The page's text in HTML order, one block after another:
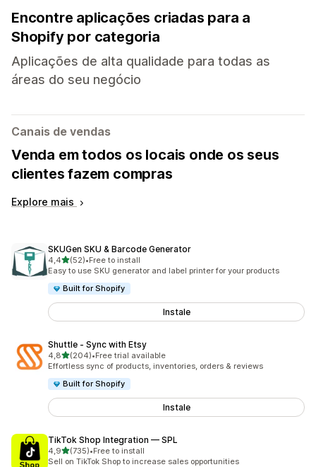
Encontre aplicações criadas para a
Shopify por categoria
Aplicações de alta qualidade para todas as
áreas do seu negócio
Canais de vendas
Venda em todos os locais onde os seus
clientes fazem compras
Explore mais
SKUGen SKU & Barcode Generator
4,4de 5 estrelas
(52)
52 total de avaliações
•Free to install
Easy to use SKU generator and label printer for your products
Built for Shopify
Instale
Shuttle ‑ Sync with Etsy
4,8de 5 estrelas
(204)
204 total de avaliações
•Free trial available
Effortless sync of products, inventories, orders & reviews
Built for Shopify
Instale
TikTok Shop Integration — SPL
4,9de 5 estrelas
(735)
735 total de avaliações
•Free to install
Sell on TikTok Shop to increase sales opportunities